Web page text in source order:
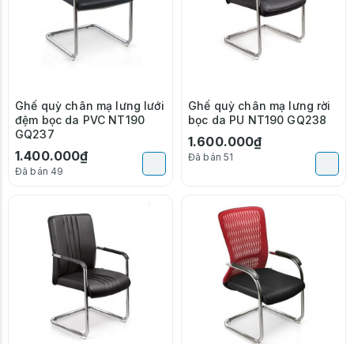
Ghế quỳ chân mạ lưng lưới
đệm bọc da PVC NT190
GQ237
1.400.000₫
Đã bán 49
Ghế quỳ chân mạ lưng rời
bọc da PU NT190 GQ238
1.600.000₫
Đã bán 51